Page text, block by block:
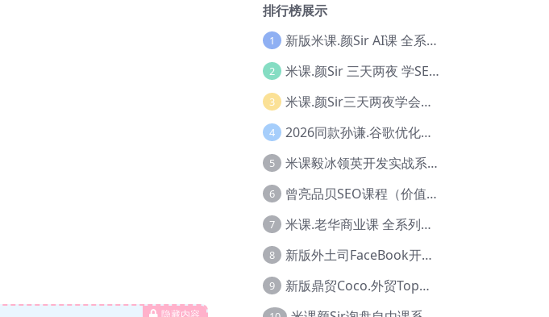
排行榜展示
1 新版米课.颜Sir AI课 全系列实战教程，价值9800，跨境首选！【Ag-0052】
2 米课.颜Sir 三天两夜 学SEO系列教程，价值9600元，跨境人都在学 【Ag-0056】
3 米课.颜Sir三天两夜学会建站，价值6900，MI课甄选课程 【Ag-0055】
4 2026同款孙谦.谷歌优化师部落内部VIP实战教程|价值4999元全网独家解码（官方报名版本）【@034】
5 米课毅冰领英开发实战系列教程，价值3980，跨境必选【Ag-0049】
6 曾亮品贝SEO课程（价值：9800）品贝全系列教程 【Ab-0022】
7 米课.老华商业课 全系列实战教程，跨境电商必学，价值16900元【Ag-0053】
8 新版外土司FaceBook开发冠军全系列教程【Ab-0021】
9 新版鼎贸Coco.外贸Top业务课 (圈内首次独家解码|460节课)【Ag-0091】